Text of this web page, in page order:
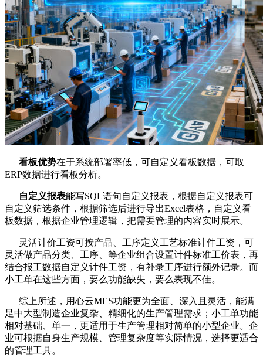
看板优势在于系统部署率低，可自定义看板数据，可取
ERP数据进行看板分析。
自定义报表能写SQL语句自定义报表，根据自定义报表可
自定义筛选条件，根据筛选后进行导出Excel表格，自定义看
板数据，根据企业管理逻辑，把需要管理的内容实时展示。
灵活计价工资可按产品、工序定义工艺标准计件工资，可
灵活做产品分类、工序、等企业组合设置计件标准工价表，再
结合报工数据自定义计件工资，有补录工序进行额外记录。而
小工单在这些方面，要么功能缺失，要么表现不佳。
综上所述，用心云MES功能更为全面、深入且灵活，能满
足中大型制造企业复杂、精细化的生产管理需求；小工单功能
相对基础、单一，更适用于生产管理相对简单的小型企业。企
业可根据自身生产规模、管理复杂度等实际情况，选择更适合
的管理工具。